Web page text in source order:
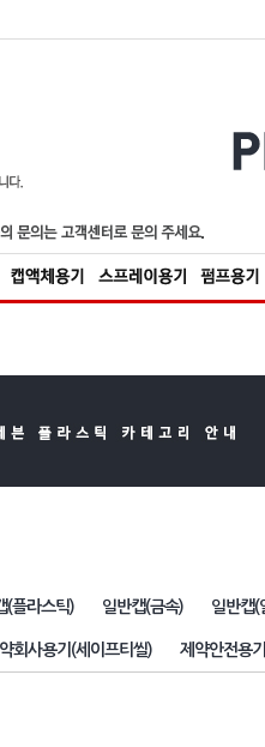
(플라스틱) 일반캡(금속) 일반캡(
회사용기(세이프티씰) 제약안전용기